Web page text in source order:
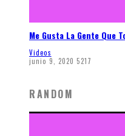
Me Gusta La Gente Que
Videos
junio 9, 2020 5217
RANDOM